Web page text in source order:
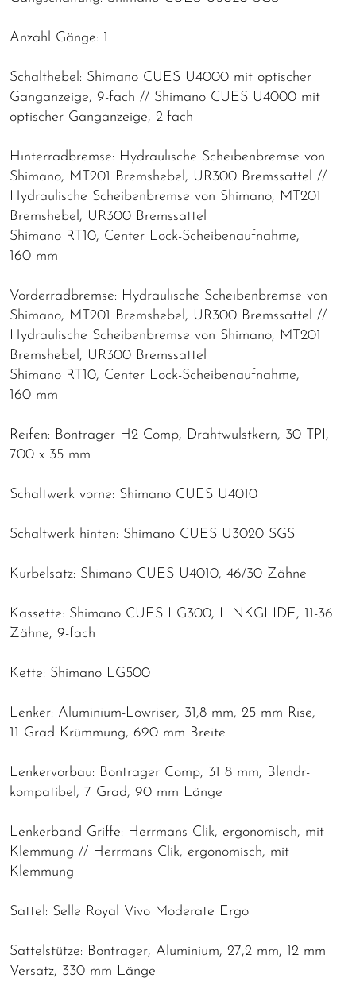
Anzahl Gänge: 1
Schalthebel: Shimano CUES U4000 mit optischer
Ganganzeige, 9-fach // Shimano CUES U4000 mit
optischer Ganganzeige, 2-fach
Hinterradbremse: Hydraulische Scheibenbremse von
Shimano, MT201 Bremshebel, UR300 Bremssattel //
Hydraulische Scheibenbremse von Shimano, MT201
Bremshebel, UR300 Bremssattel
Shimano RT10, Center Lock-Scheibenaufnahme,
160 mm
Vorderradbremse: Hydraulische Scheibenbremse von
Shimano, MT201 Bremshebel, UR300 Bremssattel //
Hydraulische Scheibenbremse von Shimano, MT201
Bremshebel, UR300 Bremssattel
Shimano RT10, Center Lock-Scheibenaufnahme,
160 mm
Reifen: Bontrager H2 Comp, Drahtwulstkern, 30 TPI,
700 x 35 mm
Schaltwerk vorne: Shimano CUES U4010
Schaltwerk hinten: Shimano CUES U3020 SGS
Kurbelsatz: Shimano CUES U4010, 46/30 Zähne
Kassette: Shimano CUES LG300, LINKGLIDE, 11-36
Zähne, 9-fach
Kette: Shimano LG500
Lenker: Aluminium-Lowriser, 31,8 mm, 25 mm Rise,
11 Grad Krümmung, 690 mm Breite
Lenkervorbau: Bontrager Comp, 31 8 mm, Blendr-
kompatibel, 7 Grad, 90 mm Länge
Lenkerband Griffe: Herrmans Clik, ergonomisch, mit
Klemmung // Herrmans Clik, ergonomisch, mit
Klemmung
Sattel: Selle Royal Vivo Moderate Ergo
Sattelstütze: Bontrager, Aluminium, 27,2 mm, 12 mm
Versatz, 330 mm Länge